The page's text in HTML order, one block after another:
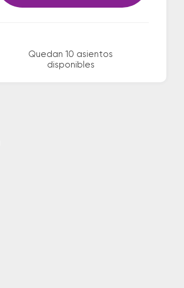
Quedan 10 asientos
disponibles